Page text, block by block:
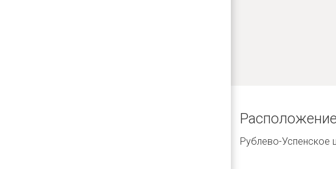
Расположение
Рублево-Успенское